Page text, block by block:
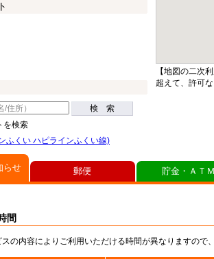
検 索
を検索
ふくい ハピラインふくい線)
【地図の二次
超えて、許可
らせ
間
の内容によりご利用いただける時間が異なりますので
郵便 貯金・ＡＴ